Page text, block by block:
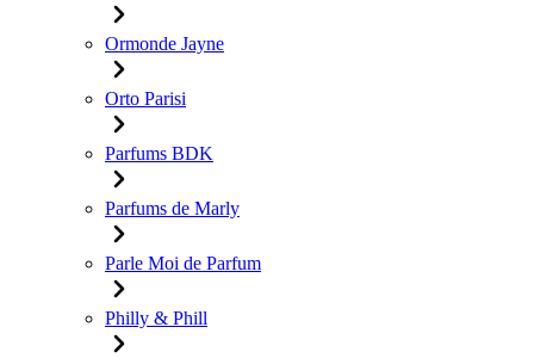
Ormonde Jayne
Orto Parisi
Parfums BDK
Parfums de Marly
Parle Moi de Parfum
Philly & Phill